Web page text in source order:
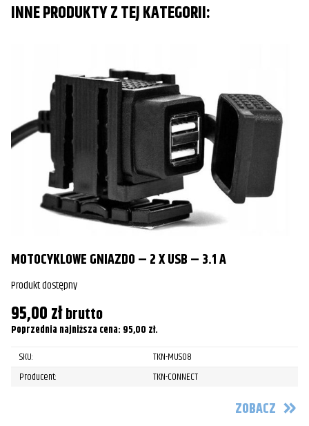
INNE PRODUKTY Z TEJ KATEGORII:
MOTOCYKLOWE GNIAZDO – 2 X USB – 3.1 A
Produkt dostępny
95,00złbrutto
Poprzednia najniższa cena: 95,00 zł.
SKU:
TKN-MUS08
Producent:
TKN-CONNECT
ZOBACZ